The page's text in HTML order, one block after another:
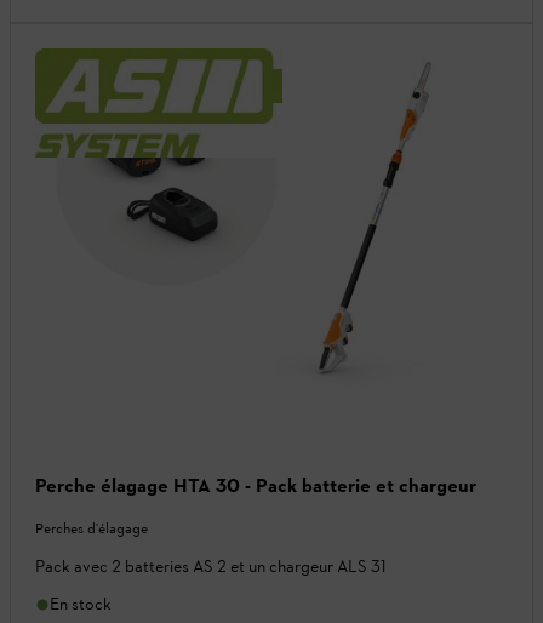
Perche élagage HTA 30 - Pack batterie et chargeur
Perches d'élagage
Pack avec 2 batteries AS 2 et un chargeur ALS 31
En stock